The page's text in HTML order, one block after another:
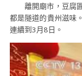
離開廟市，豆腐
都是隧道的貴州滋味
連續到3月8日。